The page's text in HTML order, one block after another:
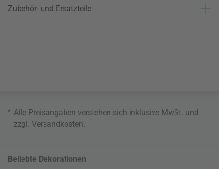
Zubehör- und Ersatzteile
* Alle Preisangaben verstehen sich inklusive MwSt. und
zzgl. Versandkosten
Beliebte Dekorationen